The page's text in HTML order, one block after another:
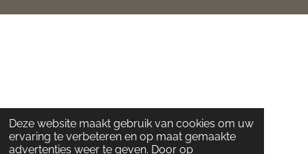
Deze website maakt gebruik van cookies om uw
ervaring te verbeteren en op maat gemaakte
advertenties weer te geven. Door op